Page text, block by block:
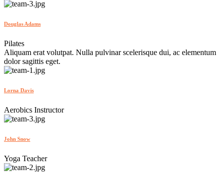
Douglas Adams
Pilates
Aliquam erat volutpat. Nulla pulvinar scelerisque dui, ac elementum
dolor sagittis eget.
Lorna Davis
Aerobics Instructor
John Snow
Yoga Teacher